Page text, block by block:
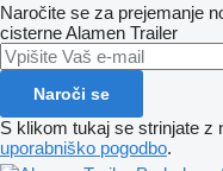
Naročite se za prejemanje
cisterneAlamen Trailer
Naroči se
S klikom tukaj se strinjate z
uporabniško pogodbo.